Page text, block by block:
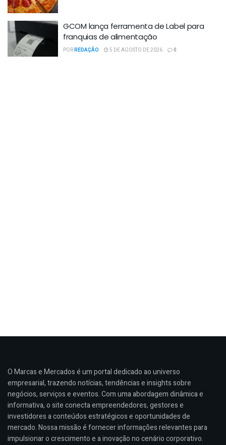
GCOM lança ferramenta de Label para
franquias de alimentação
PORREDAÇÃO 5 DE AGOSTO DE 2026 0
O Marcas e Mercados é um portal dedicado ao universo
empresarial, trazendo notícias, tendências e insights sobre
negócios, serviços e eventos. Com uma abordagem dinâmica e
informativa, o site conecta empreendedores, gestores e
investidores a conteúdos estratégicos e oportunidades de
mercado. Nossa missão é fornecer informações relevantes para
impulsionar o crescimento e a inovação no cenário corporativo.